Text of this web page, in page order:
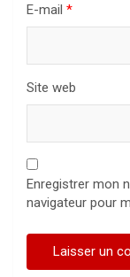
E-mail *
Site web
Enregistrer mon
navigateur pour